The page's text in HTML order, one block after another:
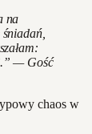
na
— Gość